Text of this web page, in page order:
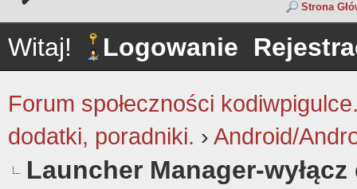
Strona
Witaj! Logowanie
Forum społeczności
dodatki, poradniki. › Android/
Launcher Manager-